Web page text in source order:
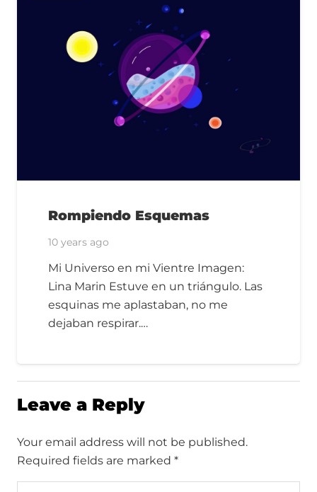
Rompiendo Esquemas
10 years ago
Mi Universo en mi Vientre Imagen:
Lina Marin Estuve en un triángulo. Las
esquinas me aplastaban, no me
dejaban respirar.…
Leave a Reply
Your email address will not be published.
Required fields are marked *